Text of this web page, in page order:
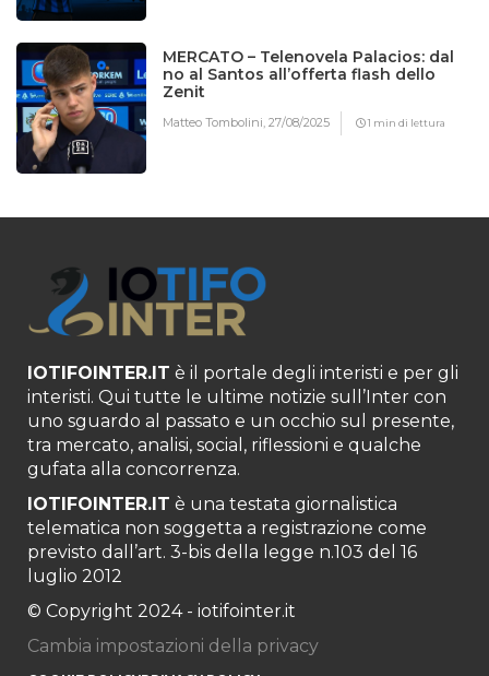
MERCATO – Telenovela Palacios: dal
no al Santos all’offerta flash dello
Zenit
Matteo Tombolini,27/08/2025 1 min di lettura
IOTIFOINTER.IT è il portale degli interisti e per gli
interisti. Qui tutte le ultime notizie sull’Inter con
uno sguardo al passato e un occhio sul presente,
tra mercato, analisi, social, riflessioni e qualche
gufata alla concorrenza.
IOTIFOINTER.IT è una testata giornalistica
telematica non soggetta a registrazione come
previsto dall’art. 3-bis della legge n.103 del 16
luglio 2012
© Copyright 2024 - iotifointer.it
Cambia impostazioni della privacy